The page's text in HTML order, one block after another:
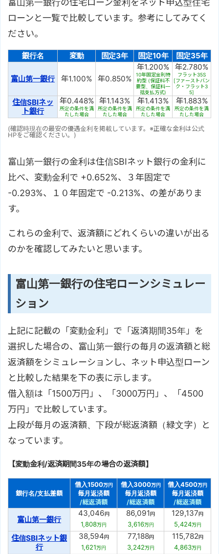
富山第一銀行の住宅ローン金利をネット申込型住宅
ローンと一覧で比較しています。参考にしてみてく
ださい。
銀行名 変動 固定3年 固定10年 固定35年
富山第一銀行 年1.100% 年0.850%
年1.200%
10年固定金利特
約型 (保証料不
要型、保証料一
括支払方式)
年2.780%
フラット35S
[ファーストバン
ク・フラット3
5]
住信SBIネッ
ト銀行
年0.448%
所定の条件を満
たした場合
年1.143%
所定の条件を満
たした場合
年1.413%
所定の条件を満
たした場合
年1.883%
所定の条件を満
たした場合
(確認時現在の最安の優遇金利を掲載しています。※正確な金利は公式
HPをご確認ください。)
富山第一銀行の金利は住信SBIネット銀行の金利に
比べ、変動金利で +0.652%、３年固定で
-0.293%、１０年固定で -0.213%、の差がありま
す。
これらの金利で、返済額にどれくらいの違いが出る
のかを確認してみたいと思います。
富山第一銀行の住宅ローンシミュレー
ション
上記に記載の「変動金利」で「返済期間35年」を
選択した場合の、富山第一銀行の毎月の返済額と総
返済額をシミュレーションし、ネット申込型ローン
と比較した結果を下の表に示します。
借入額は「1500万円」、「3000万円」、「4500
万円」で比較しています。
上段が毎月の返済額、下段が総返済額（緑文字）と
なっています。
【変動金利/返済期間35年の場合の返済額】
銀行名/支払差額
借入1500万円
毎月返済額
/総返済額
借入3000万円
毎月返済額
/総返済額
借入4500万円
毎月返済額
/総返済額
富山第一銀行
43,046円
1,808万円
86,091 円
3,616万円
129,137円
5,424万円
住信SBIネット銀
行
38,594円
1,621万円
77,188円
3,242万円
115,782円
4,863万円